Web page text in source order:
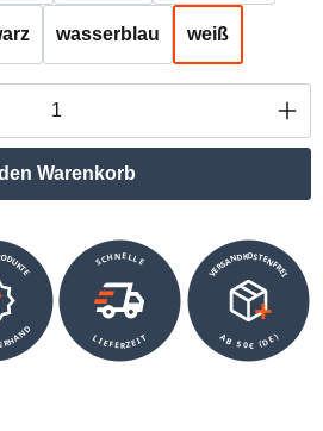
wasserblau weiß
den gewünschten
den Warenkorb
SCHNELLE
LIEFERZEIT
VERSANDKOSTENFREI
AB 50€ (DE)